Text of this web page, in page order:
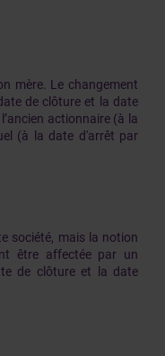
mère. Le changement
de clôture et la date
actionnaire (à la
(à la date d'arrêt par
société, mais la notion
être affectée par un
de clôture et la date